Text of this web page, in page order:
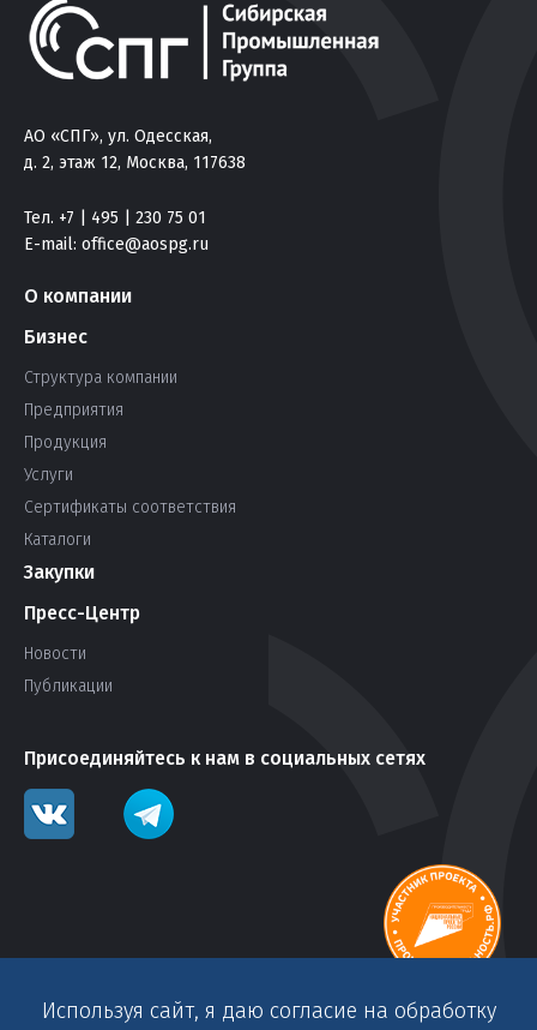
АО «СПГ», ул. Одесская,
д. 2, этаж 12, Москва, 117638
Тел. +7 | 495 | 230 75 01
E-mail: office@aospg.ru
О компании
Бизнес
Структура компании
Предприятия
Продукция
Услуги
Сертификаты соответствия
Каталоги
Закупки
Пресс-Центр
Новости
Публикации
Присоединяйтесь к нам в социальных сетях
Используя сайт, я даю согласие на обработку